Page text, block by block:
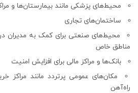
محیط‌های پزشکی مانند بیمارستان‌ها و
ساختمان‌های تجاری
محیط‌های صنعتی برای کمک به مدیران
مناطق خاص
بانک‌ها و مراکز مالی برای افزایش امنیت
مکان‌های عمومی پرتردد مانند مراکز
راه‌آهن